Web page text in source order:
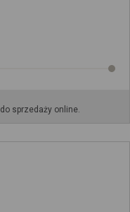
sprzedaży online.